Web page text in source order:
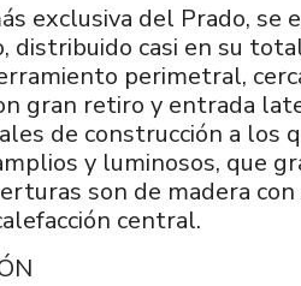
exclusiva del Prado,
distribuido casi en su
perimetral,
gran retiro y entrada
de construcción a los
y luminosos, que
son de madera
central.